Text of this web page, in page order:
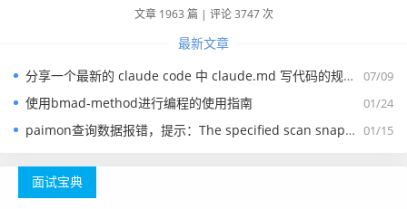
文章 1963 篇 | 评论 3747 次
最新文章
07/09
分享一个最新的 claude code 中 claude.md 写代码的规约文件
01/24
使用bmad-method进行编程的使用指南
01/15
paimon查询数据报错，提示：The specified scan snapshotId 15845 is out of available snapshotId range [17875, 178
面试宝典